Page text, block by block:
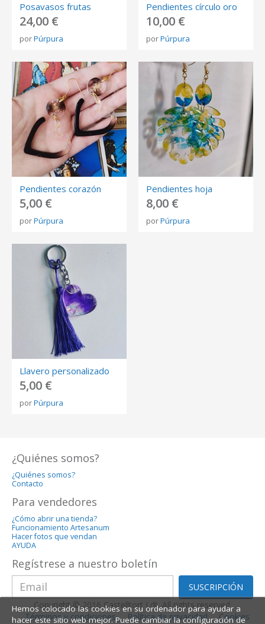
Posavasos frutas
24,00 €
porPúrpura
Pendientes círculo oro
10,00 €
porPúrpura
Pendientes corazón
5,00 €
porPúrpura
Pendientes hoja
8,00 €
porPúrpura
Llavero personalizado
5,00 €
porPúrpura
¿Quiénes somos?
¿Quiénes somos?
Contacto
Para vendedores
¿Cómo abrir una tienda?
Funcionamiento Artesanum
Hacer fotos que vendan
AYUDA
Regístrese a nuestro boletín
SUSCRIPCIÓN
Copyright © 2016 Castelltort Ldt. All rights reserved.
Términos y condiciones
Política de privacidad
Cookies
Hemos colocado las cookies en su ordenador para ayudar a
hacer este sitio web mejor. Puede cambiar la configuración de